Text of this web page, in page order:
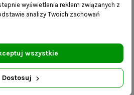
konstrukcji. Asa to
przedpokoju o prostej formie,
że staje się
na obuwie, dzięki której
wyglądzie i na przestrzeni.
i nie tylko.
wyświetlania reklam związanych z
analizy Twoich zachowań
Dostosuj
wszystkie